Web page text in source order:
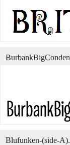
Blufunken-(side-